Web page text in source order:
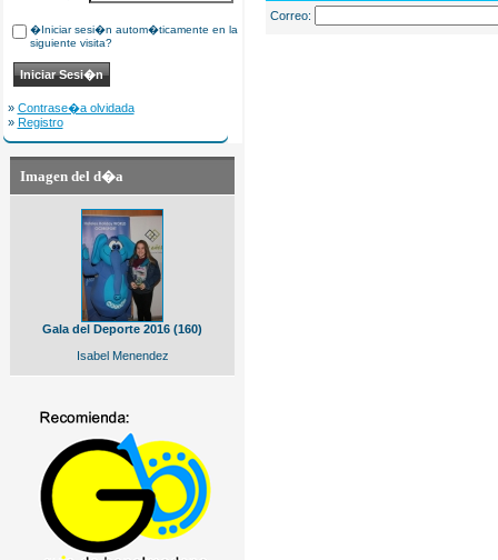
�Iniciar sesi�n autom�ticamente en la
siguiente visita?
» Contrase�a olvidada
» Registro
Imagen del d�a
Gala del Deporte 2016 (160)
Isabel Menendez
Correo: